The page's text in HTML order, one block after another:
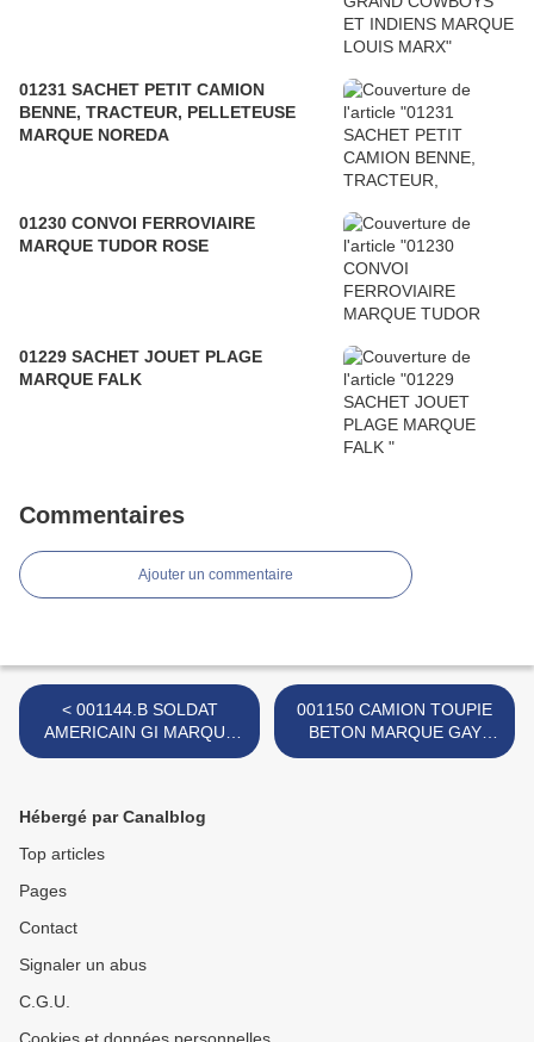
01231 SACHET PETIT CAMION
BENNE, TRACTEUR, PELLETEUSE
MARQUE NOREDA
01230 CONVOI FERROVIAIRE
MARQUE TUDOR ROSE
01229 SACHET JOUET PLAGE
MARQUE FALK
Commentaires
Ajouter un commentaire
< 001144.B SOLDAT
AMERICAIN GI MARQUE
LOUIS MARX - POSE 1 -
001150 CAMION TOUPIE
BETON MARQUE GAY
TOYS INC >
Hébergé par Canalblog
Top articles
Pages
Contact
Signaler un abus
C.G.U.